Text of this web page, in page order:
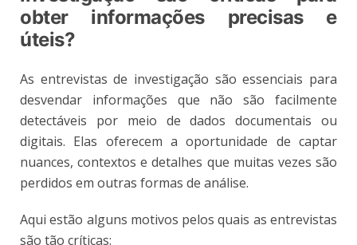
obter informações precisas e
úteis?
As entrevistas de investigação são essenciais para
desvendar informações que não são facilmente
detectáveis por meio de dados documentais ou
digitais. Elas oferecem a oportunidade de captar
nuances, contextos e detalhes que muitas vezes são
perdidos em outras formas de análise.
Aqui estão alguns motivos pelos quais as entrevistas
são tão críticas: